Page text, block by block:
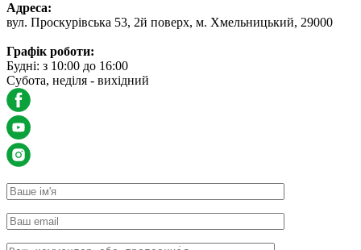
Адреса:
вул. Проскурівська 53, 2й поверх, м. Хмельницький, 29000
Графік роботи:
Будні: з 10:00 до 16:00
Субота, неділя - вихідний